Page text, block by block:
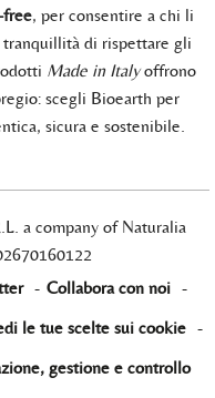
, per consentire a chi li
tranquillità di rispettare gli
Made in Italyoffrono
scegli Bioearth per
sicura e sostenibile.
a company of Naturalia
- Collabora con noi -
le tue scelte sui cookie -
gestione e controllo